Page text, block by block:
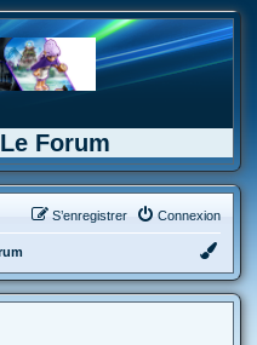
Forum
Connexion
S’enregistrer